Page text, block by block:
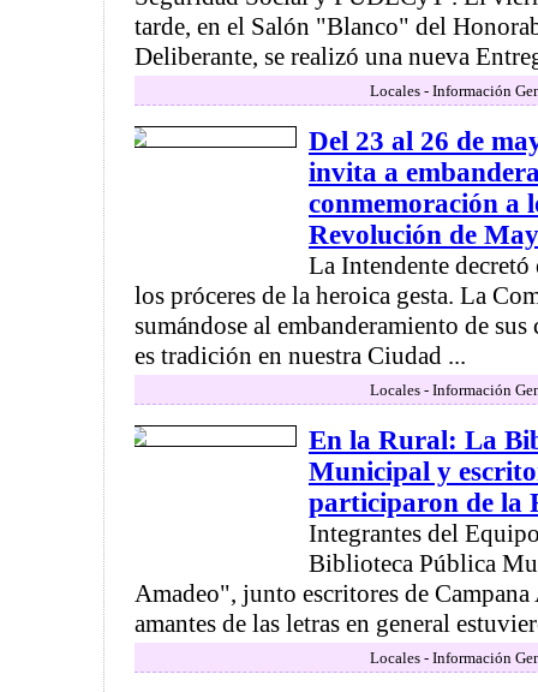
tarde, en el Salón "Blanco" del
Deliberante, se realizó una nueva
Locales - Información
Del 23 al 26 de
invita a
conmemoración a
Revolución de
La Intendente
los próceres de la heroica gesta. La
sumándose al embanderamiento de
es tradición en nuestra Ciudad ...
Locales - Información
En la Rural: La
Municipal y
participaron de la
Integrantes del
Biblioteca Pública
Amadeo", junto escritores de
amantes de las letras en general
Locales - Información